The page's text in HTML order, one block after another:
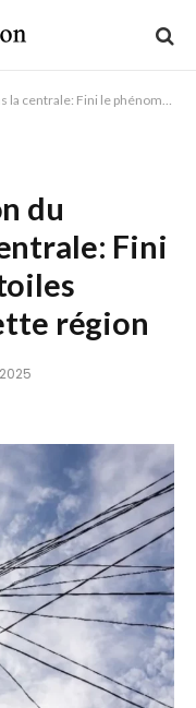
des toiles d’araignées dans cette région
du
Fini
région